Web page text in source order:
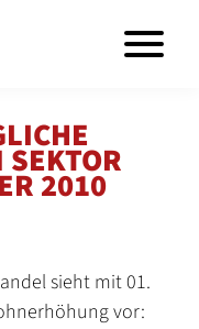
2010
sieht mit 01.
vor: